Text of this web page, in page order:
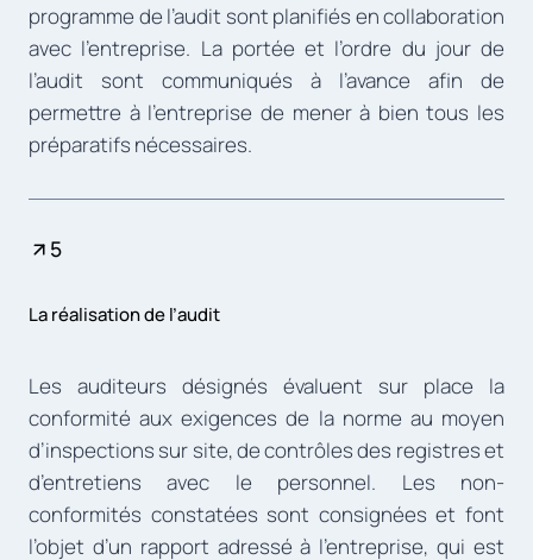
programme de l’audit sont planifiés en collaboration
avec l’entreprise. La portée et l’ordre du jour de
l’audit sont communiqués à l’avance afin de
permettre à l’entreprise de mener à bien tous les
préparatifs nécessaires.
5
La réalisation de l’audit
Les auditeurs désignés évaluent sur place la
conformité aux exigences de la norme au moyen
d’inspections sur site, de contrôles des registres et
d’entretiens avec le personnel. Les non-
conformités constatées sont consignées et font
l’objet d’un rapport adressé à l’entreprise, qui est